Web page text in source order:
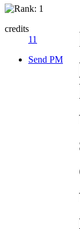
credits
11
Send PM